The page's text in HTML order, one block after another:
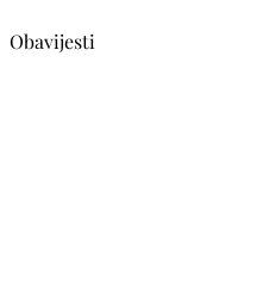
Obavijesti